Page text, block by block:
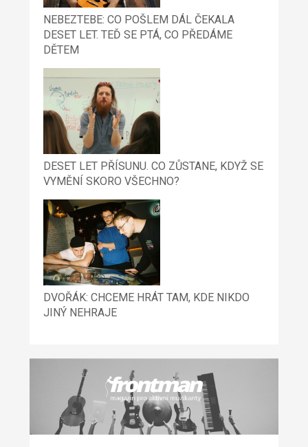
NEBEZTEBE: CO POŠLEM DÁL ČEKALA
DESET LET. TEĎ SE PTÁ, CO PŘEDÁME
DĚTEM
DESET LET PŘÍSUNU. CO ZŮSTANE, KDYŽ SE
VYMĚNÍ SKORO VŠECHNO?
DVOŘÁK: CHCEME HRÁT TAM, KDE NIKDO
JINÝ NEHRAJE